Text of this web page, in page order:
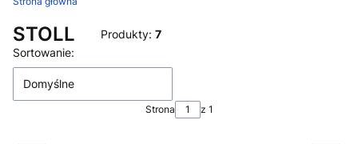
STOLL Produkty: 7
Lista produktów
Sortowanie:
Domyślne
Strona z 1